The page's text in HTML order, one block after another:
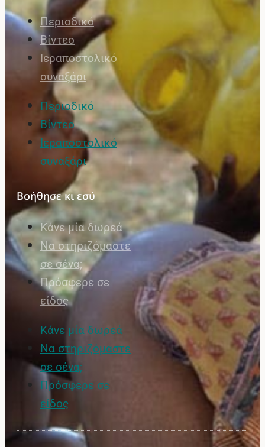
Περιοδικό
Βίντεο
Ιεραποστολικό
συναξάρι
Περιοδικό
Βίντεο
Ιεραποστολικό
συναξάρι
Βοήθησε κι εσύ
Κάνε μία δωρεά
Να στηριζόμαστε
σε σένα;
Πρόσφερε σε
είδος
Κάνε μία δωρεά
Να στηριζόμαστε
σε σένα;
Πρόσφερε σε
είδος